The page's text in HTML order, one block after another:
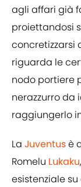
agli affari già
proiettandosi
concretizzarsi
riguarda le
nodo portiere
nerazzurro da
raggiungerlo
La Juventusè
Romelu Lukaku
esistenziale